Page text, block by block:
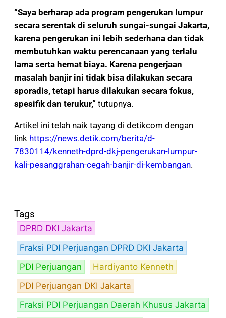
“Saya berharap ada program pengerukan lumpur
secara serentak di seluruh sungai-sungai Jakarta,
karena pengerukan ini lebih sederhana dan tidak
membutuhkan waktu perencanaan yang terlalu
lama serta hemat biaya. Karena pengerjaan
masalah banjir ini tidak bisa dilakukan secara
sporadis, tetapi harus dilakukan secara fokus,
spesifik dan terukur,” tutupnya.
Artikel ini telah naik tayang di detikcom dengan
link https://news.detik.com/berita/d-
7830114/kenneth-dprd-dkj-pengerukan-lumpur-
kali-pesanggrahan-cegah-banjir-di-kembangan.
Tags
DPRD DKI Jakarta
Fraksi PDI Perjuangan DPRD DKI Jakarta
PDI Perjuangan
Hardiyanto Kenneth
PDI Perjuangan DKI Jakarta
Fraksi PDI Perjuangan Daerah Khusus Jakarta